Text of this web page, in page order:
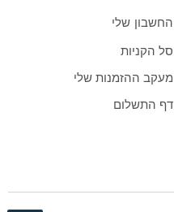
החשבון שלי
סל הקניות
מעקב ההזמנות שלי
דף התשלום